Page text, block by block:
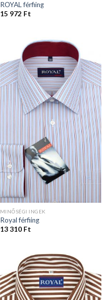
ROYAL férfiing
15 972 Ft
MINŐSÉGI INGEK
Royal férfiing
13 310 Ft